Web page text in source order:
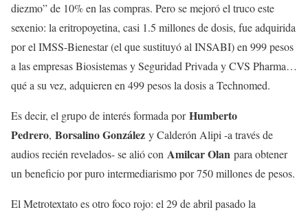
diezmo” de 10% en las compras. Pero se mejoró el truco este
sexenio: la eritropoyetina, casi 1.5 millones de dosis, fue adquirida
por el IMSS-Bienestar (el que sustituyó al INSABI) en 999 pesos
a las empresas Biosistemas y Seguridad Privada y CVS Pharma…
qué a su vez, adquieren en 499 pesos la dosis a Technomed.
Es decir, el grupo de interés formada porHumberto
Pedrero, Borsalino González y Calderón Alipi -a través de
audios recién revelados- se alió con Amilcar Olan para obtener
un beneficio por puro intermediarismo por 750 millones de pesos.
El Metrotextato es otro foco rojo: el 29 de abril pasado la